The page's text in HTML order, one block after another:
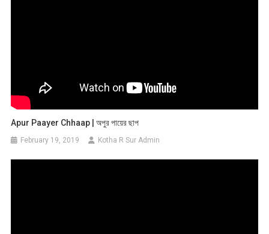
Apur Paayer Chhaap | অপুর পায়ের ছাপ
February 19, 2019 Kotha R Sur Admin